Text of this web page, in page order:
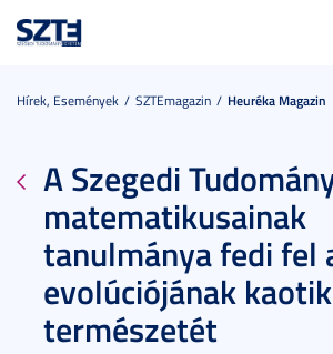
Hírek, Események SZTEmagazin Heuréka Magazin
A Szegedi
matematikusainak
tanulmánya fedi fel
evolúciójának
természetét